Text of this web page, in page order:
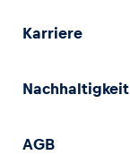
Karriere
Nachhaltigkeit
AGB